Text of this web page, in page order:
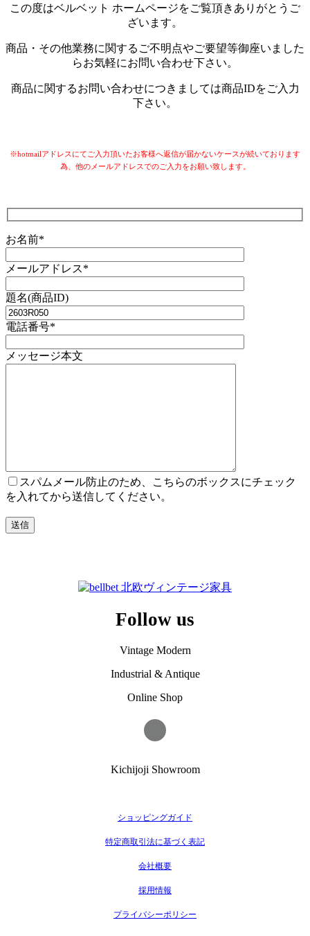
この度はベルベット ホームページをご覧頂きありがとうご
ざいます。
商品・その他業務に関するご不明点やご要望等御座いました
らお気軽にお問い合わせ下さい。
商品に関するお問い合わせにつきましては商品IDをご入力
下さい。
※hotmailアドレスにてご入力頂いたお客様へ返信が届かないケースが続いております
為、他のメールアドレスでのご入力をお願い致します。
お名前*
メールアドレス*
題名(商品ID)
電話番号*
メッセージ本文
スパムメール防止のため、こちらのボックスにチェック
を入れてから送信してください。
Follow us
Vintage Modern
Industrial & Antique
Online Shop
Kichijoji Showroom
ショッピングガイド
特定商取引法に基づく表記
会社概要
採用情報
プライバシーポリシー